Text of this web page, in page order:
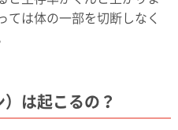
ては体の一部を切断しなく
は起こるの？